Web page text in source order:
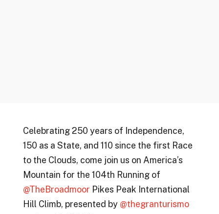
Celebrating 250 years of Independence,
150 as a State, and 110 since the first Race
to the Clouds, come join us on America’s
Mountain for the 104th Running of
@TheBroadmoor Pikes Peak International
Hill Climb, presented by @thegranturismo